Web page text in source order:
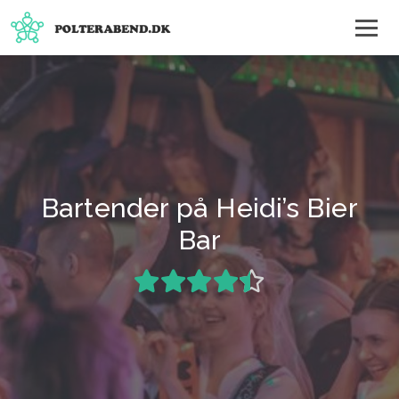
Bartender på Heidi’s Bier
Bar